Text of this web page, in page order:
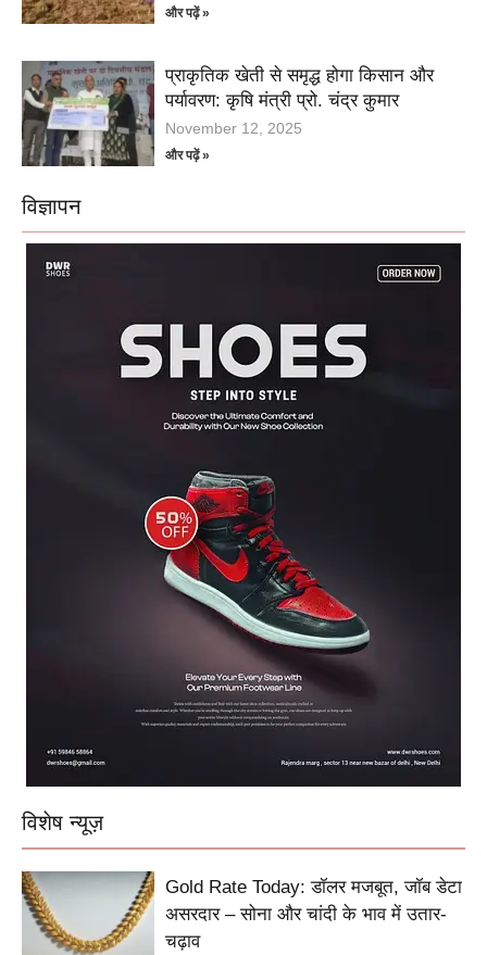
और पढ़ें »
प्राकृतिक खेती से समृद्ध होगा किसान और
पर्यावरण: कृषि मंत्री प्रो. चंद्र कुमार
November 12, 2025
और पढ़ें »
विज्ञापन
विशेष न्यूज़
Gold Rate Today: डॉलर मजबूत, जॉब डेटा
असरदार – सोना और चांदी के भाव में उतार-
चढ़ाव